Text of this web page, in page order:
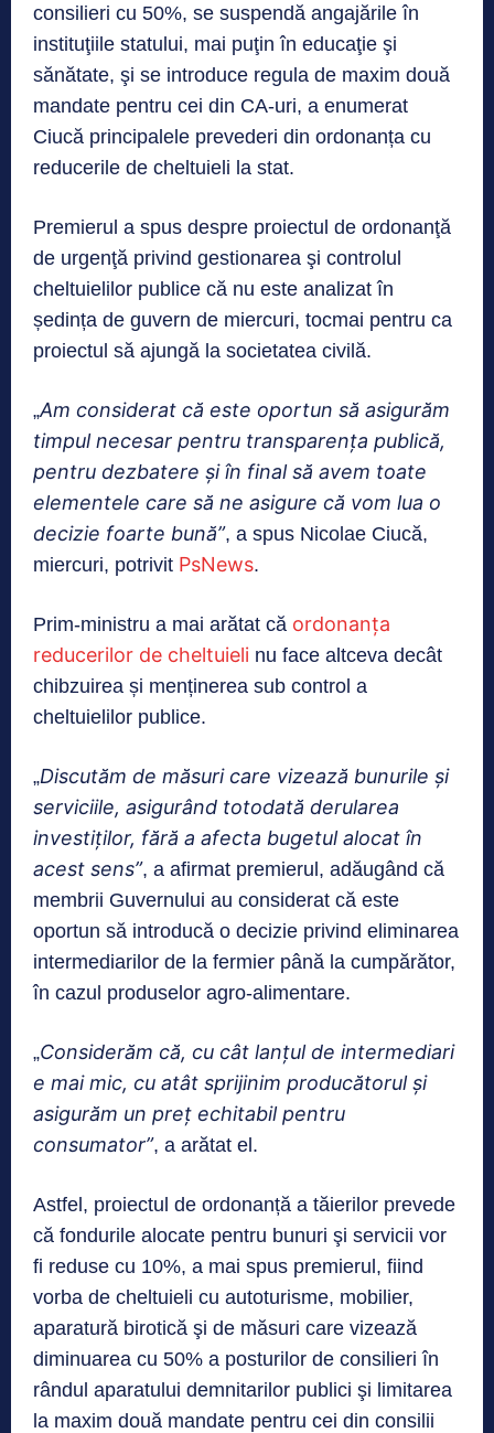
consilieri cu 50%, se suspendă angajările în
instituţiile statului, mai puţin în educaţie şi
sănătate, şi se introduce regula de maxim două
mandate pentru cei din CA-uri, a enumerat
Ciucă principalele prevederi din ordonanța cu
reducerile de cheltuieli la stat.
Premierul a spus despre proiectul de ordonanţă
de urgenţă privind gestionarea şi controlul
cheltuielilor publice că nu este analizat în
ședința de guvern de miercuri, tocmai pentru ca
proiectul să ajungă la societatea civilă.
„Am considerat că este oportun să asigurăm
timpul necesar pentru transparenţa publică,
pentru dezbatere şi în final să avem toate
elementele care să ne asigure că vom lua o
decizie foarte bună”, a spus Nicolae Ciucă,
miercuri, potrivit PsNews.
Prim-ministru a mai arătat că ordonanța
reducerilor de cheltuieli nu face altceva decât
chibzuirea și menținerea sub control a
cheltuielilor publice.
„Discutăm de măsuri care vizează bunurile şi
serviciile, asigurând totodată derularea
investiţilor, fără a afecta bugetul alocat în
acest sens”, a afirmat premierul, adăugând că
membrii Guvernului au considerat că este
oportun să introducă o decizie privind eliminarea
intermediarilor de la fermier până la cumpărător,
în cazul produselor agro-alimentare.
„Considerăm că, cu cât lanţul de intermediari
e mai mic, cu atât sprijinim producătorul şi
asigurăm un preţ echitabil pentru
consumator”, a arătat el.
Astfel, proiectul de ordonanță a tăierilor prevede
că fondurile alocate pentru bunuri şi servicii vor
fi reduse cu 10%, a mai spus premierul, fiind
vorba de cheltuieli cu autoturisme, mobilier,
aparatură birotică şi de măsuri care vizează
diminuarea cu 50% a posturilor de consilieri în
rândul aparatului demnitarilor publici şi limitarea
la maxim două mandate pentru cei din consilii